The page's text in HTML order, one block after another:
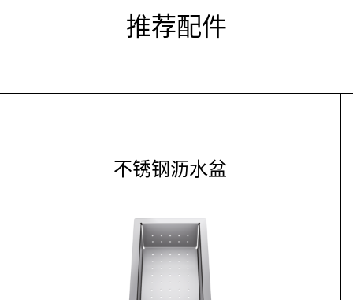
推荐配件
不锈钢沥水盆